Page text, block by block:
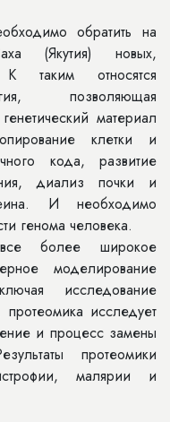
обратить на
(Якутия) новых,
К таким относятся
позволяющая
материал
клетки и
кода, развитие
диализ почки и
И необходимо
генома человека.
более широкое
моделирование
исследование
протеомика исследует
и процесс замены
протеомики
малярии и